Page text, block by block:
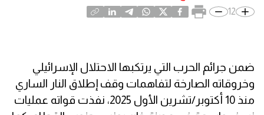
12
ضمن جرائم الحرب التي يرتكبها الاحتلال الإسرائيلي
وخروقاته الصارخة لتفاهمات وقف إطلاق النار الساري
منذ 10 أكتوبر/تشرين الأول 2025، نفذت قواته عمليات